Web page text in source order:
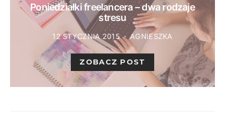
Poniedziałki freelancera – dwa rodzaje
stresu
12 STYCZNIA 2015 AGNIESZKA
ZOBACZ POST